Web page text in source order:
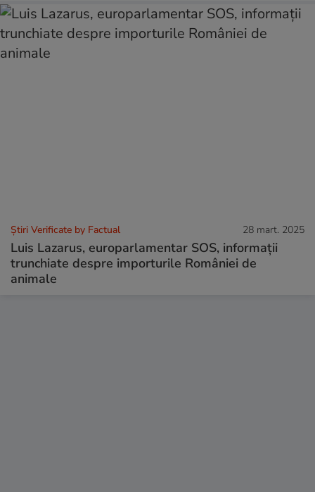
Știri Verificate by Factual 28 mart. 2025
Luis Lazarus, europarlamentar SOS, informații
trunchiate despre importurile României de
animale